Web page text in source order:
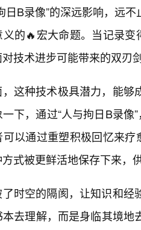
日B录像”的深远影响，远
的🔥宏大命题。当记录
技术进步可能带来的双刃
这种技术极具潜力，能够
下，通过“人与拘日B录像
以通过重塑积极回忆来
式被更鲜活地保存下来，
时空的隔阂，让知识和
去理解，而是身临其境